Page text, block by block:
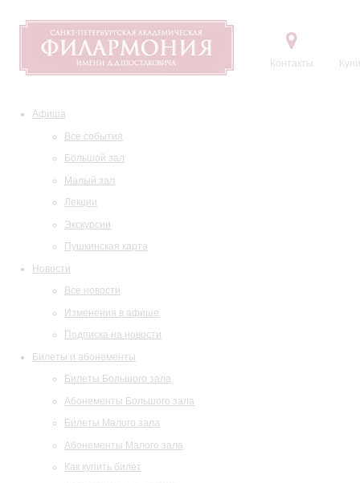
Контакты
Афиша
Все события
Большой зал
Малый зал
Лекции
Экскурсии
Пушкинская карта
Новости
Все новости
Изменения в афише
Подписка на новости
Билеты и абонементы
Билеты Большого зала
Абонементы Большого зала
Билеты Малого зала
Абонементы Малого зала
Как купить билет